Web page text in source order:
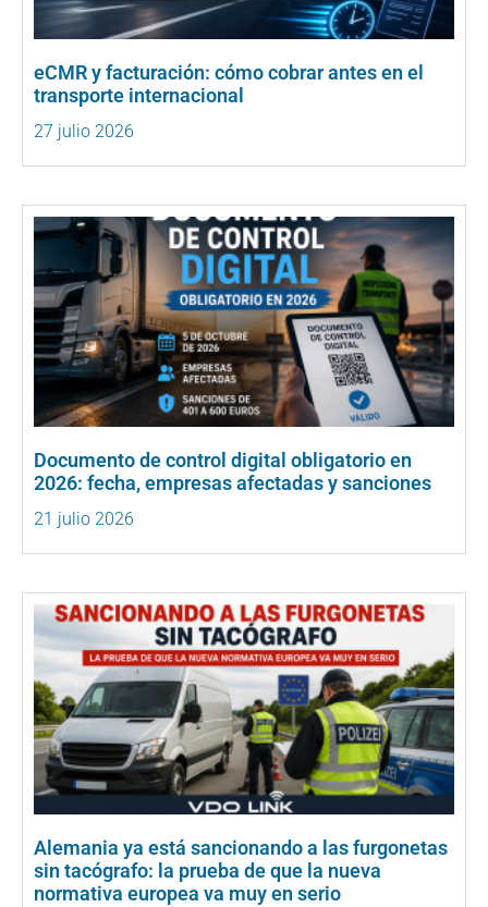
eCMR y facturación: cómo cobrar antes en el
transporte internacional
27 julio 2026
Documento de control digital obligatorio en
2026: fecha, empresas afectadas y sanciones
21 julio 2026
Alemania ya está sancionando a las furgonetas
sin tacógrafo: la prueba de que la nueva
normativa europea va muy en serio